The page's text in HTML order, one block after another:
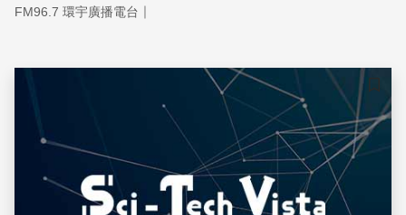
FM96.7 環宇廣播電台 ｜
儲存